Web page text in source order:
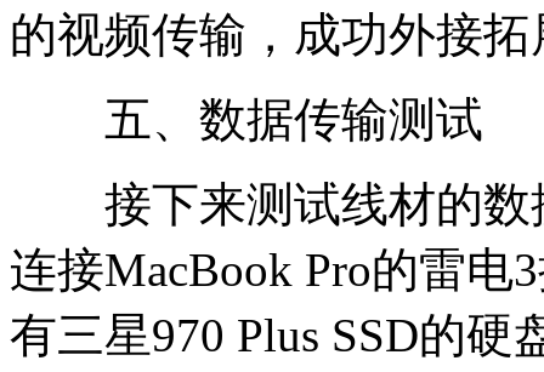
的视频传输，成功外接
五、数据传输测试
接下来测试线材的数
连接MacBook Pro的雷
有三星970 Plus SSD的硬